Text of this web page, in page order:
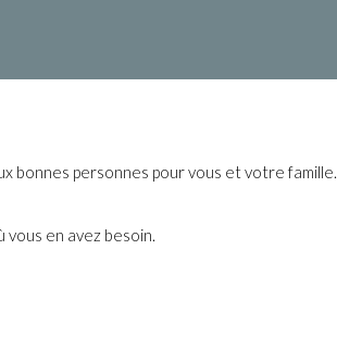
bonnes personnes pour vous et votre famille.
en avez besoin.